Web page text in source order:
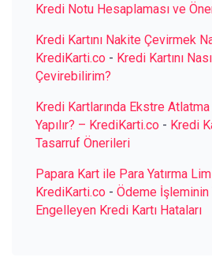
Kredi Notu Hesaplaması ve
Kredi Kartını Nakite Çevirmek
KrediKarti.co - Kredi Kartını
Çevirebilirim?
Kredi Kartlarında Ekstre
Yapılır? – KrediKarti.co - Kredi
Tasarruf Önerileri
Papara Kart ile Para Yatırma
KrediKarti.co - Ödeme İşleminin
Engelleyen Kredi Kartı Hataları